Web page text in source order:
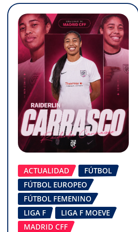
ACTUALIDAD
FÚTBOL
FÚTBOL EUROPEO
FÚTBOL FEMENINO
LIGA F
LIGA F MOEVE
MADRID CFF